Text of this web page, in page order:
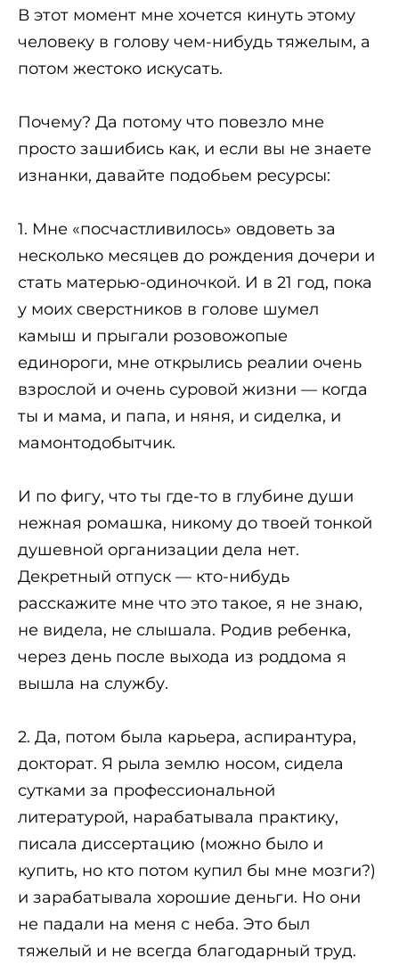
В этот момент мне хочется кинуть этому
человеку в голову чем-нибудь тяжелым, а
потом жестоко искусать.
Почему? Да потому что повезло мне
просто зашибись как, и если вы не знаете
изнанки, давайте подобьем ресурсы:
1. Мне «посчастливилось» овдоветь за
несколько месяцев до рождения дочери и
стать матерью-одиночкой. И в 21 год, пока
у моих сверстников в голове шумел
камыш и прыгали розовожопые
единороги, мне открылись реалии очень
взрослой и очень суровой жизни — когда
ты и мама, и папа, и няня, и сиделка, и
мамонтодобытчик.
И по фигу, что ты где-то в глубине души
нежная ромашка, никому до твоей тонкой
душевной организации дела нет.
Декретный отпуск — кто-нибудь
расскажите мне что это такое, я не знаю,
не видела, не слышала. Родив ребенка,
через день после выхода из роддома я
вышла на службу.
2. Да, потом была карьера, аспирантура,
докторат. Я рыла землю носом, сидела
сутками за профессиональной
литературой, нарабатывала практику,
писала диссертацию (можно было и
купить, но кто потом купил бы мне мозги?)
и зарабатывала хорошие деньги. Но они
не падали на меня с неба. Это был
тяжелый и не всегда благодарный труд.